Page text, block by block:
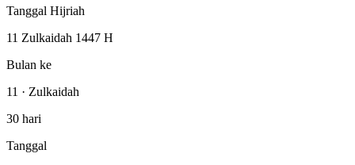
Tanggal Hijriah
11 Zulkaidah 1447 H
Bulan ke
11 · Zulkaidah
30 hari
Tanggal